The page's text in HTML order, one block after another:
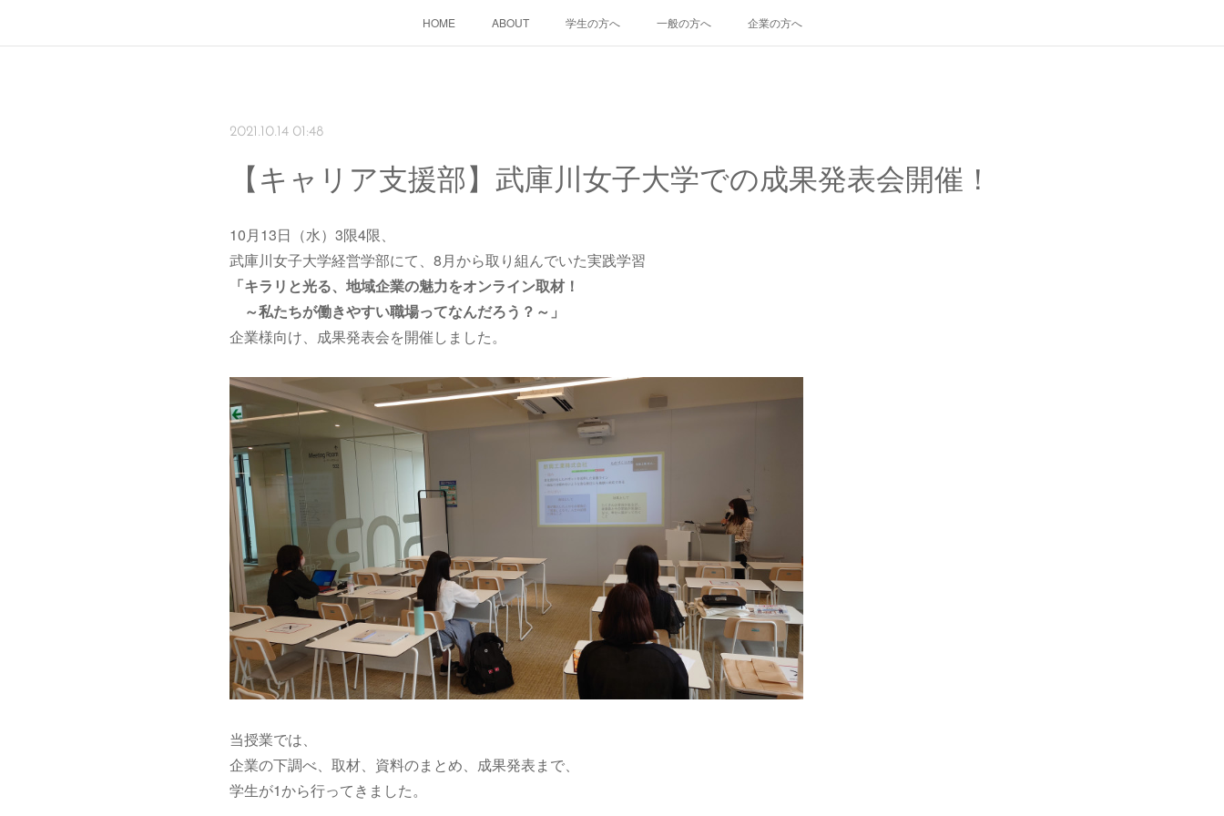
HOME ABOUT 学生の方へ 一般の方へ 企業の方へ
2021.10.14 01:48
【キャリア支援部】武庫川女子大学での成果発表会開催！
10月13日（水）3限4限、
武庫川女子大学経営学部にて、8月から取り組んでいた実践学習
「キラリと光る、地域企業の魅力をオンライン取材！
～私たちが働きやすい職場ってなんだろう？～」
企業様向け、成果発表会を開催しました。
当授業では、
企業の下調べ、取材、資料のまとめ、成果発表まで、
学生が1から行ってきました。